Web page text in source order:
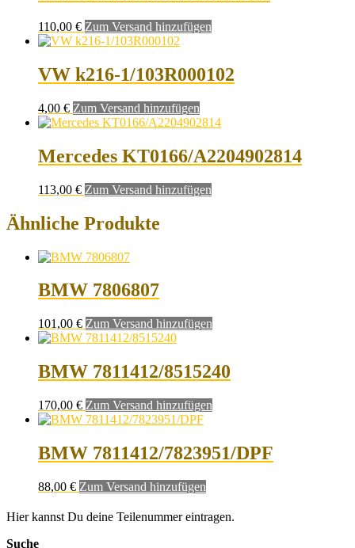
110,00 € Zum Versand hinzufügen
VW k216-1/103R000102
4,00 € Zum Versand hinzufügen
Mercedes KT0166/A2204902814
113,00 € Zum Versand hinzufügen
Ähnliche Produkte
BMW 7806807
101,00 € Zum Versand hinzufügen
BMW 7811412/8515240
170,00 € Zum Versand hinzufügen
BMW 7811412/7823951/DPF
88,00 € Zum Versand hinzufügen
Hier kannst Du deine Teilenummer eintragen.
Suche